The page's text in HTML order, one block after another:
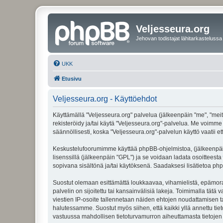
Veljesseura.org
Jehovan todistajat lähitarkastelussa
UKK
Etusivu
Veljesseura.org - Käyttöehdot
Käyttämällä "Veljesseura.org" palvelua (jälkeenpäin "me",
rekisteröidy ja/tai käytä "Veljesseura.org"-palvelua. Me
säännöllisesti, koska "Veljesseura.org"-palvelun käyttö vaatii
Keskustelufoorumimme käyttää phpBB-ohjelmistoa,
lisenssillä (jälkeenpäin "GPL") ja se voidaan ladata osoitteesta
sopivana sisältönä ja/tai käytöksenä. Saadaksesi lisätietoa
Suostut olemaan esittämättä loukkaavaa, vihamielistä,
palvelin on sijoitettu tai kansainvälisiä lakeja. Toimimalla tätä
viestien IP-osoite tallennetaan näiden ehtojen noudattamisen
halutessamme. Suostut myös siihen, että kaikki yllä annettu
vastuussa mahdollisen tietoturvamurron aiheuttamasta